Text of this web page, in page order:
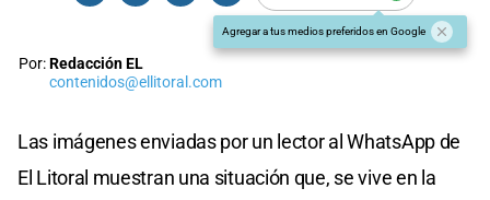
Agregar a tus medios preferidos en Google
Por:Redacción EL
contenidos@ellitoral.com
Las imágenes enviadas por un lector al WhatsApp de
El Litoral muestran una situación que, se vive en la